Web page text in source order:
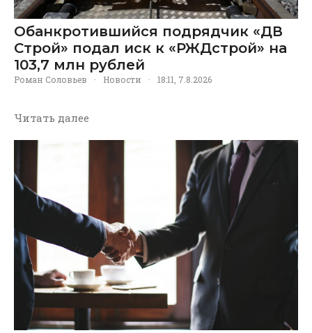
Обанкротившийся подрядчик «ДВ
Строй» подал иск к «РЖДстрой» на
103,7 млн рублей
Роман Соловьев · Новости · 18:11, 7.8.2026
Читать далее